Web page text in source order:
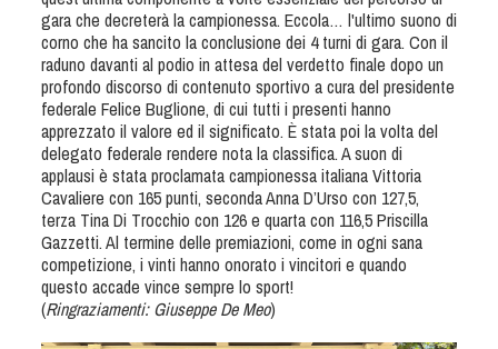
gara che decreterà la campionessa. Eccola… l'ultimo suono di
corno che ha sancito la conclusione dei 4 turni di gara. Con il
raduno davanti al podio in attesa del verdetto finale dopo un
profondo discorso di contenuto sportivo a cura del presidente
federale Felice Buglione, di cui tutti i presenti hanno
apprezzato il valore ed il significato. È stata poi la volta del
delegato federale rendere nota la classifica. A suon di
applausi è stata proclamata campionessa italiana Vittoria
Cavaliere con 165 punti, seconda Anna D’Urso con 127,5,
terza Tina Di Trocchio con 126 e quarta con 116,5 Priscilla
Gazzetti. Al termine delle premiazioni, come in ogni sana
competizione, i vinti hanno onorato i vincitori e quando
questo accade vince sempre lo sport!
(Ringraziamenti: Giuseppe De Meo)
Agility
DiscDog
Dog Balance
Dog Trail
Dog Triathlon
Hoopers
Mantrailing
Nosework
Obedience